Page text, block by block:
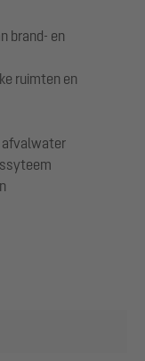
brand- en
ruimten en
afvalwater